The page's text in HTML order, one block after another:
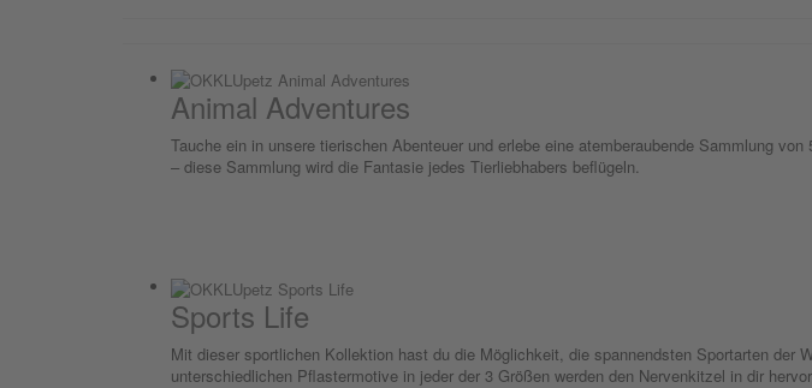
Animal Adventures
Tauche ein in unsere tierischen Abenteuer und erlebe eine atemberaubende Sammlung
– diese Sammlung wird die Fantasie jedes Tierliebhabers beflügeln.
Sports Life
Mit dieser sportlichen Kollektion hast du die Möglichkeit, die spannendsten Sportarten
unterschiedlichen Pflastermotive in jeder der 3 Größen werden den Nervenkitzel in dir